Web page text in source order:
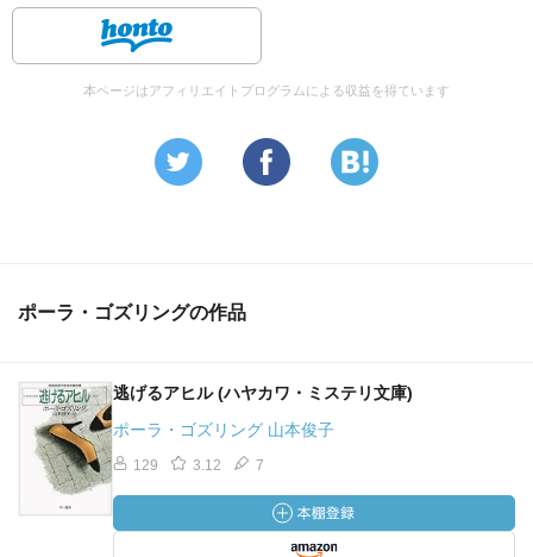
本ページはアフィリエイトプログラムによる収益を得ています
ポーラ・ゴズリングの作品
逃げるアヒル (ハヤカワ・ミステリ文庫)
ポーラ・ゴズリング 山本俊子
129 3.12 7